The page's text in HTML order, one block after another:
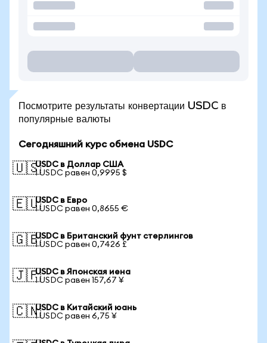
Посмотрите результаты конвертации USDC в
популярные валюты
Сегодняшний курс обмена USDC
🇺🇸USDC в Доллар США
1 USDC равен 0,9995 $
🇪🇺USDC в Евро
1 USDC равен 0,8655 €
🇬🇧USDC в Британский фунт стерлингов
1 USDC равен 0,7426 £
🇯🇵USDC в Японская иена
1 USDC равен 157,67 ¥
🇨🇳USDC в Китайский юань
1 USDC равен 6,75 ¥